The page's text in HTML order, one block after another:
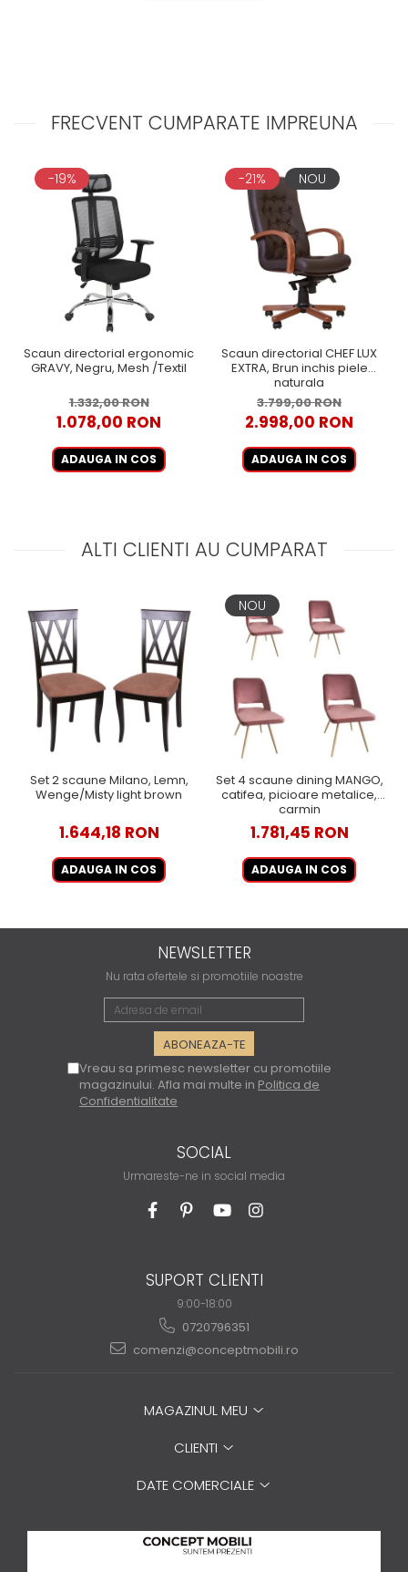
FRECVENT CUMPARATE IMPREUNA
-19%
Scaun directorial ergonomic
GRAVY, Negru, Mesh /Textil
1.332,00 RON
1.078,00 RON
ADAUGA IN COS
-21% NOU
Scaun directorial CHEF LUX
EXTRA, Brun inchis piele
naturala
3.799,00 RON
2.998,00 RON
ADAUGA IN COS
ALTI CLIENTI AU CUMPARAT
Set 2 scaune Milano, Lemn,
Wenge/Misty light brown
1.644,18 RON
ADAUGA IN COS
NOU
Set 4 scaune dining MANGO,
catifea, picioare metalice,
carmin
1.781,45 RON
ADAUGA IN COS
NEWSLETTER
Nu rata ofertele si promotiile noastre
Vreau sa primesc newsletter cu promotiile
magazinului. Afla mai multe in Politica de
Confidentialitate
SOCIAL
Urmareste-ne in social media
SUPORT CLIENTI
9:00-18:00
0720796351
comenzi@conceptmobili.ro
MAGAZINUL MEU
CLIENTI
DATE COMERCIALE